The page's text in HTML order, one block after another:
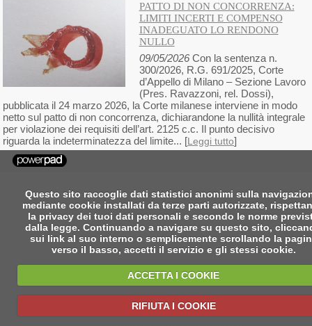
PATTO DI NON CONCORRENZA:
LIMITI INCERTI E COMPENSO
INADEGUATO LO RENDONO
NULLO
09/05/2026Con la sentenza n.
300/2026, R.G. 691/2025, Corte
d’Appello di Milano – Sezione Lavoro
(Pres. Ravazzoni, rel. Dossi),
pubblicata il 24 marzo 2026, la Corte milanese interviene in modo
netto sul patto di non concorrenza, dichiarandone la nullità integrale
per violazione dei requisiti dell’art. 2125 c.c. Il punto decisivo
riguarda la indeterminatezza del limite... [Leggi tutto]
Questo sito raccoglie dati statistici anonimi sulla
mediante cookie installati da terze parti autorizzate,
la privacy dei tuoi dati personali e secondo le norme
dalla legge. Continuando a navigare su questo sito,
sui link al suo interno o semplicemente scrollando la
verso il basso, accetti il servizio e gli stessi cookie.
ACCETTA I COOKIE
RIFIUTA I COOKIE